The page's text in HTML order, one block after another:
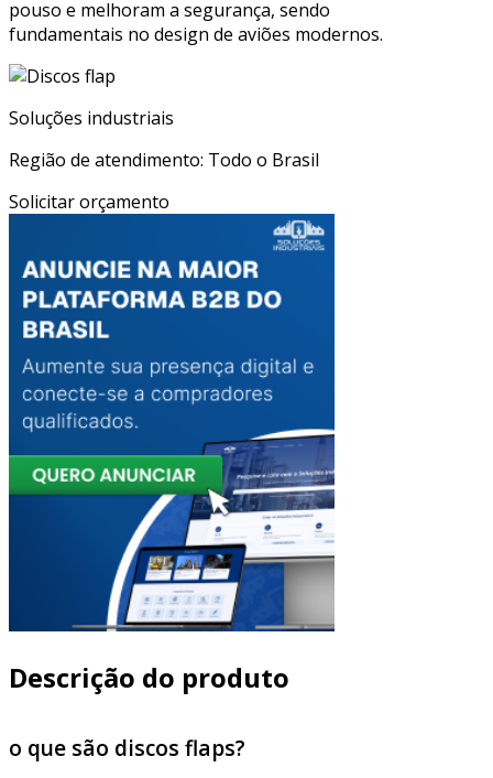
pouso e melhoram a segurança, sendo
fundamentais no design de aviões modernos.
Soluções industriais
Região de atendimento: Todo o Brasil
Solicitar orçamento
Descrição do produto
o que são discos flaps?